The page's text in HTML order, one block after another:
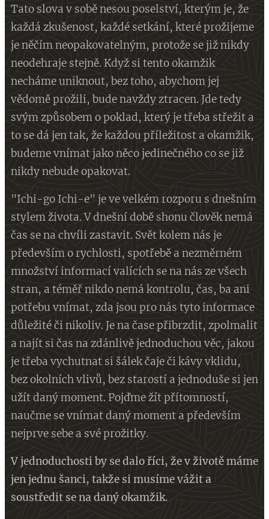
Tato slova v sobě nesou poselství, kterým je, že
každá zkušenost, každé setkání, které prožijeme
je něčím neopakovatelným, protože se již nikdy
neodehraje stejně. Když si tento okamžik
necháme uniknout, bez toho, abychom jej
vědomě prožili, bude navždy ztracen. Jde tedy
svým způsobem o poklad, který je třeba střežit a
to se dá jen tak, že každou příležitost a okamžik,
budeme vnímat jako něco jedinečného co se již
nikdy nebude opakovat.
"Ichi-go Ichi-e" je ve velkém rozporu s dnešním
stylem života. V dnešní době shonu člověk nemá
čas se na chvíli zastavit. Svět kolem nás je
především o rychlosti, spotřebě a nezměrném
množství informací valících se na nás ze všech
stran, a téměř nikdo nemá kontrolu, čas, ba ani
potřebu vnímat, zda jsou pro nás tyto informace
důležité či nikoliv. Je na čase přibrzdit, zpolmalit
a najít si čas na zdánlivě jednoduchou věc, jakou
je třeba vychutnat si šálek čaje či kávy vklidu,
bez okolních vlivů, bez starostí a jednoduše si jen
užít daný moment. Pojďme žít přítomností,
naučme se vnímat daný moment a především
nejprve sebe a své prožitky.
V jednoduchosti by se dalo říci, že v životě máme
jen jednu šanci, takže si musíme vážit a
soustředit se na daný okamžik.